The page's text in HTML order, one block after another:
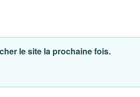
le site la prochaine fois.